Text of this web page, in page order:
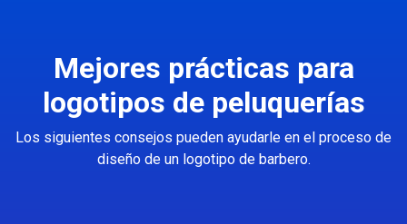
Mejores prácticas para
logotipos de peluquerías
Los siguientes consejos pueden ayudarle en el proceso de
diseño de un logotipo de barbero.